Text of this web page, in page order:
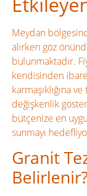
Meydan
alırken göz
bulunmaktadır.
kendisinden
karmaşıklığına
değişkenlik
bütçenize en
sunmayı
Granit